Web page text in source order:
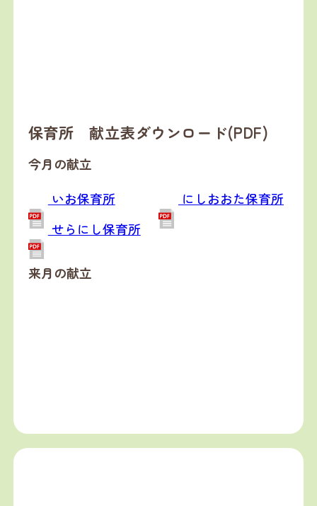
保育所 献立表ダウンロード(PDF)
今月の献立
いお保育所
にしおおた保育所
せらにし保育所
来月の献立